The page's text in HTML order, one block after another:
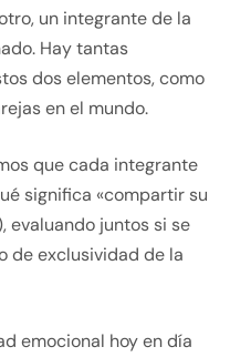
un integrante de la
Hay tantas
dos elementos, como
en el mundo.
que cada integrante
significa «compartir su
evaluando juntos si se
de exclusividad de la
emocional hoy en día